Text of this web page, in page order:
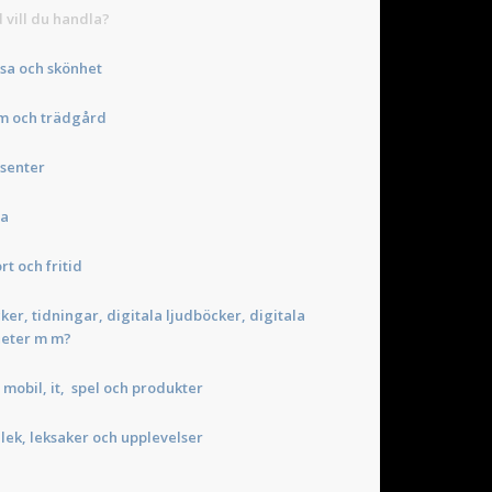
vill du handla?
och skönhet
och trädgård
och fritid
tidningar, digitala ljudböcker, digitala
m m?
mobil, it, spel och produkter
leksaker och upplevelser